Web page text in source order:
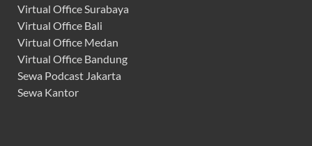
Virtual Office Surabaya
Virtual Office Bali
Virtual Office Medan
Virtual Office Bandung
Sewa Podcast Jakarta
Sewa Kantor